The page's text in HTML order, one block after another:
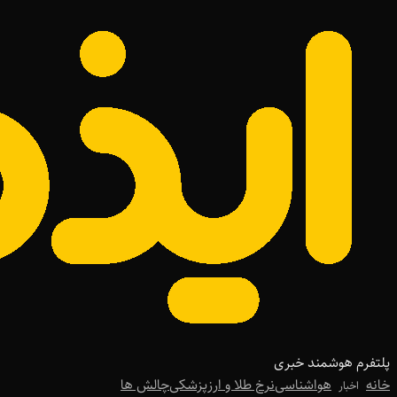
پلتفرم هوشمند خبری
خانه اخبار هواشناسینرخ طلا و ارزپزشکیچالش ها